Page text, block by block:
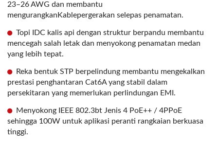
23–26 AWG dan membantu
mengurangkanKablepergerakan selepas penamatan.
Topi IDC kalis api dengan struktur berpandu membantu
mencegah salah letak dan menyokong penamatan medan
yang lebih tepat.
Reka bentuk STP berpelindung membantu mengekalkan
prestasi penghantaran Cat6A yang stabil dalam
persekitaran yang memerlukan perlindungan EMI.
Menyokong IEEE 802.3bt Jenis 4 PoE++ / 4PPoE
sehingga 100W untuk aplikasi peranti rangkaian berkuasa
tinggi.